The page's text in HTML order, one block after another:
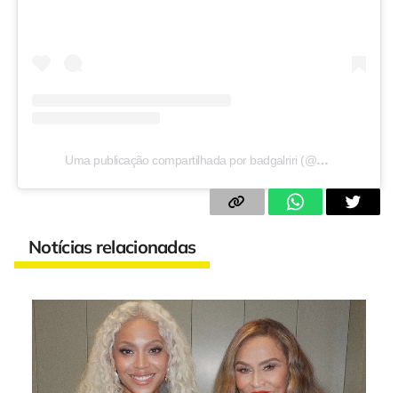
Uma publicação compartilhada por badgalriri (@badgalriri)
Notícias relacionadas